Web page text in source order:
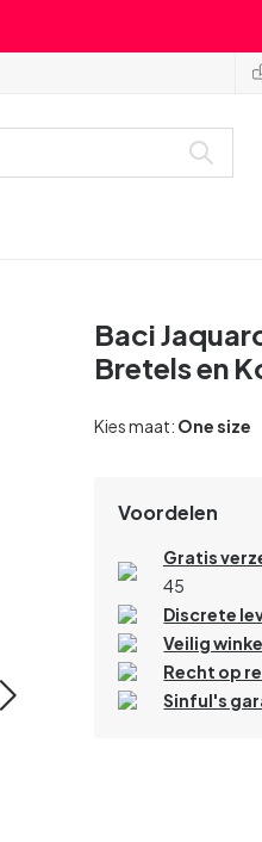
Baci
Bretels en
Kies maat: One size
Voordelen
Gratis
45
Discrete
Veilig
Recht op
Sinful's